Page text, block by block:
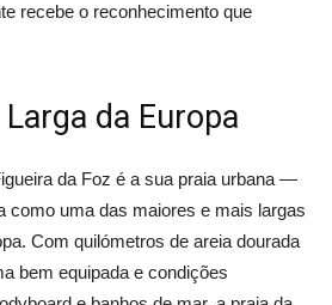
recebe o reconhecimento que
da Europa
da Foz é a sua praia urbana —
como uma das maiores e mais largas
Com quilómetros de areia dourada
bem equipada e condições